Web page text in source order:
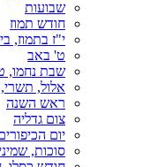
שבועות
חודש תמוז
י"ז בתמוז,
ט' באב
שבת נחמו,
אלול, תשרי,
ראש השנה
צום גדליה
יום
סוכות,